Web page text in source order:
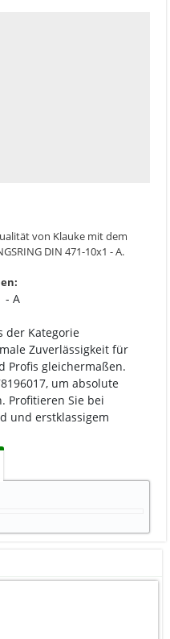
von Klauke mit dem
DIN 471-10x1 - A.
- A
der Kategorie
Zuverlässigkeit für
Profis gleichermaßen.
um absolute
Profitieren Sie bei
und erstklassigem